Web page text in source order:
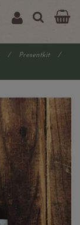
/ Presentkit
/